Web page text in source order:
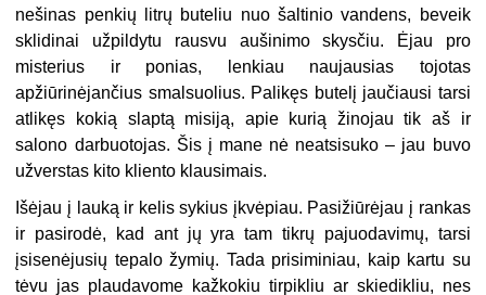
nešinas penkių litrų buteliu nuo šaltinio vandens, beveik
sklidinai užpildytu rausvu aušinimo skysčiu. Ėjau pro
misterius ir ponias, lenkiau naujausias tojotas
apžiūrinėjančius smalsuolius. Palikęs butelį jaučiausi tarsi
atlikęs kokią slaptą misiją, apie kurią žinojau tik aš ir
salono darbuotojas. Šis į mane nė neatsisuko – jau buvo
užverstas kito kliento klausimais.
Išėjau į lauką ir kelis sykius įkvėpiau. Pasižiūrėjau į rankas
ir pasirodė, kad ant jų yra tam tikrų pajuodavimų, tarsi
įsisenėjusių tepalo žymių. Tada prisiminiau, kaip kartu su
tėvu jas plaudavome kažkokiu tirpikliu ar skiedikliu, nes